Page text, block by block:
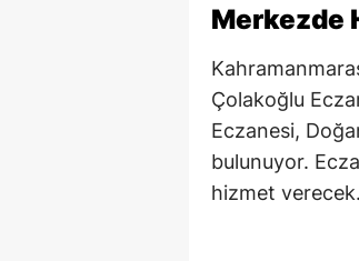
Merkezde
Çolakoğlu
Eczanesi,
bulunuyor.
hizmet verecek.